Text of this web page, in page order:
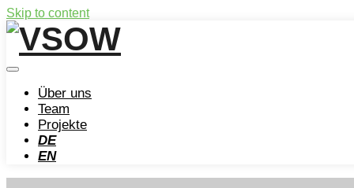
Skip to content
Über uns
Team
Projekte
DE
EN